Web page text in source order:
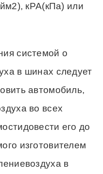
кРА(кПа) или
системой о
в шинах следует
автомобиль,
во всех
его до
изготовителем
в